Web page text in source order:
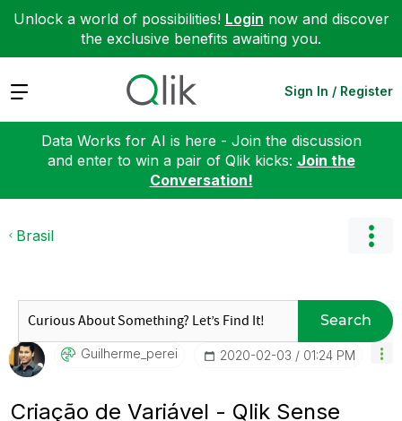
Unlock a world of possibilities! Login now and discover
the exclusive benefits awaiting you.
Expand Sign In / Register
Data Works for AI is here - Join the discussion
and enter to win a pair of Qlik kicks: Join the
Conversation!
Brasil
Search
Guilherme_perei ‎2020-02-03 01:24 PM
Criação de Variável - Qlik Sense